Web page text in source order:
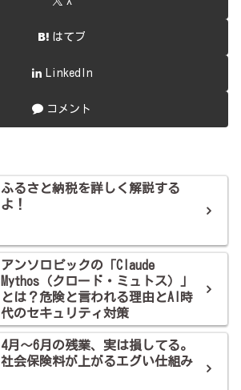
はてブ
LinkedIn
コメント
ふるさと納税を詳しく解説する
よ！
アンソロピックの「Claude
Mythos（クロード・ミュトス）」
とは？危険と言われる理由とAI時
代のセキュリティ対策
4月～6月の残業、実は損してる。
社会保険料が上がるエグい仕組み